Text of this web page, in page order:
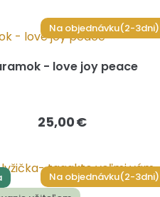
Na objednávku(2-3dni)
- love joy peace
25,00 €
Na objednávku(2-3dni)